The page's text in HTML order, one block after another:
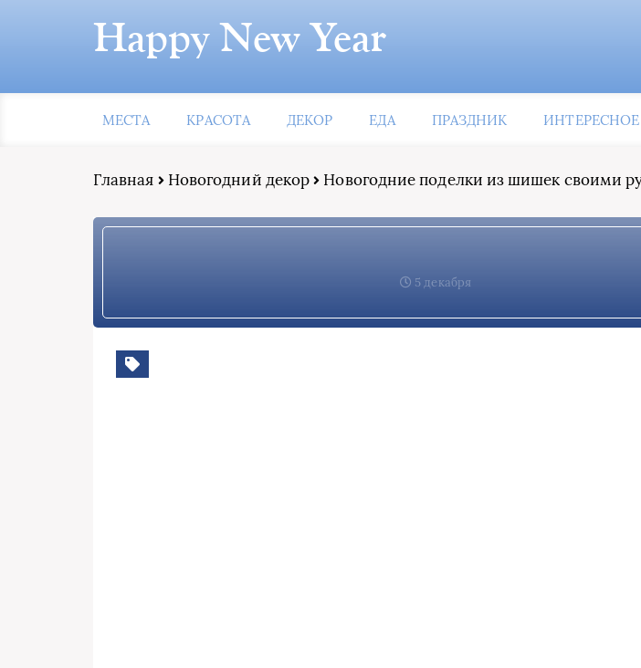
Happy New Year
МЕСТА КРАСОТА ДЕКОР ЕДА ПРАЗДНИК ИНТЕРЕСНОЕ
Главная Новогодний декор Новогодние поделки из шишек своими
5 декабря